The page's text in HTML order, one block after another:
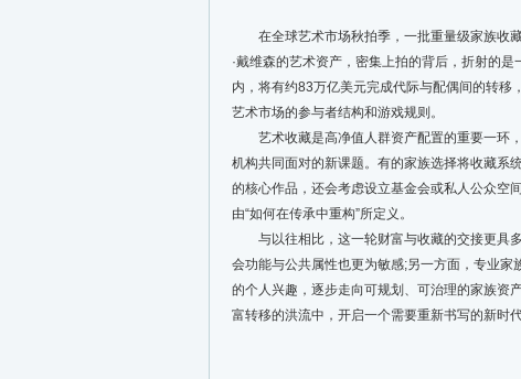
在全球艺术市场秋拍季，一批重量级家族收藏
·戴维森的艺术资产，密集上拍的背后，折射的
内，将有约83万亿美元完成代际与配偶间的转
艺术市场的参与者结构和游戏规则。
艺术收藏是高净值人群资产配置的重要一环，
机构共同面对的新课题。有的家族选择将收藏系
的核心作品，还会考虑设立基金会或私人公众空
由“如何在传承中重构”所定义。
与以往相比，这一轮财富与收藏的交接更具多
会功能与公共属性也更为敏感;另一方面，专业家
的个人兴趣，逐步走向可规划、可治理的家族资
富转移的洪流中，开启一个需要重新书写的新时代